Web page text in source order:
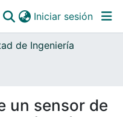
Iniciar sesión
de Ingeniería
un sensor de